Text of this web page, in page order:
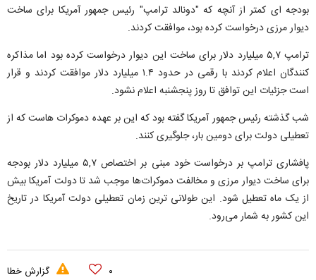
بودجه ای کمتر از آنچه که "دونالد ترامپ" رئیس جمهور آمریکا برای ساخت
دیوار مرزی درخواست کرده بود، موافقت کردند.
ترامپ ۵,۷ میلیارد دلار برای ساخت این دیوار درخواست کرده بود اما مذاکره
کنندگان اعلام کردند با رقمی در حدود ۱.۴ میلیارد دلار موافقت کردند و قرار
است جزئیات این توافق تا روز پنجشنبه اعلام نشود.
شب گذشته رئیس جمهور آمریکا گفته بود که این بر عهده دموکرات هاست که از
تعطیلی دولت برای دومین بار، جلوگیری کنند.
پافشاری ترامپ بر درخواست خود مبنی بر اختصاص ۵,۷ میلیارد دلار بودجه
برای ساخت دیوار مرزی و مخالفت دموکرات‌ها موجب شد تا دولت آمریکا بیش
از یک ماه تعطیل شود. این طولانی ترین زمان تعطیلی دولت آمریکا در تاریخ
این کشور به شمار می‌رود.
۰ گزارش خطا